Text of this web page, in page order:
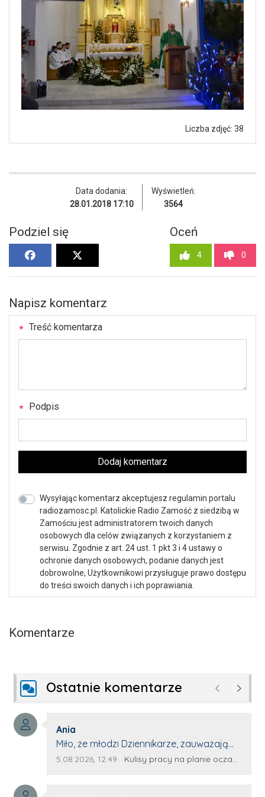
Liczba zdjęć: 38
Data dodania:
28.01.2018 17:10
Wyświetleń:
3564
Podziel się Oceń
4 0
Napisz komentarz
Treść komentarza
Podpis
Dodaj komentarz
Wysyłając komentarz akceptujesz regulamin portalu
radiozamosc.pl. Katolickie Radio Zamość z siedzibą w
Zamościu jest administratorem twoich danych
osobowych dla celów związanych z korzystaniem z
serwisu. Zgodnie z art. 24 ust. 1 pkt 3 i 4 ustawy o
ochronie danych osobowych, podanie danych jest
dobrowolne, Użytkownikowi przysługuje prawo dostępu
do treści swoich danych i ich poprawiania.
Komentarze
Ostatnie komentarze Poprzednie
Autor komentarza:
Ania
Treść komentarza:
Miło, że młodzi Dziennikarze, zauważają
młode talenty, które dopiero wkraczają
Data dodania komentarza:
5.08.2026, 12:49 Źródło komentarza:
Kulisy pracy na planie oczami młodego filmowca